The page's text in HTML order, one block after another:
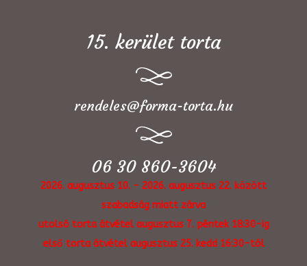
15. kerület torta
rendeles@forma-torta.hu
06 30 860-3604
2026. augusztus 10. - 2026. augusztus 22. között
szabadság miatt zárva
utolsó torta átvétel augusztus 7. péntek 18:30-ig
első torta átvétel augusztus 25. kedd 16:30-tól